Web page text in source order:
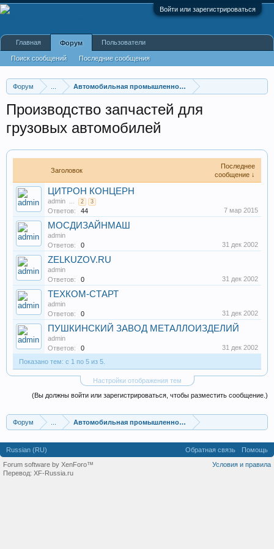
Войти или зарегистрироваться
Форум Автомобильная промышленность
Производство запчастей для
грузовых автомобилей
Заголовок
Последнее
сообщение ↓
ЦИТРОН КОНЦЕРН
admin ... 2 3
Ответов: 44 7 мар 2015
МОСДИЗАЙНМАШ
admin
Ответов:
0 31 дек 2002
ZELKUZOV.RU
admin
Ответов:
0 31 дек 2002
ТЕХКОМ-СТАРТ
admin
Ответов:
0 31 дек 2002
ПУШКИНСКИЙ ЗАВОД МЕТАЛЛОИЗДЕЛИЙ
admin
Ответов:
0
31 дек 2002
Показано тем: с 1 по 5 из 5.
Настройки отображения тем
(Вы должны войти или зарегистрироваться, чтобы разместить сообщение.)
Форум Автомобильная промышленность
Главная Форум
Поиск сообщений Последние сообщения
Пользователи
Russian (RU) Обратная связь
Помощь
Условия и правила
Forum software by XenForo™
Перевод: XF-Russia.ru